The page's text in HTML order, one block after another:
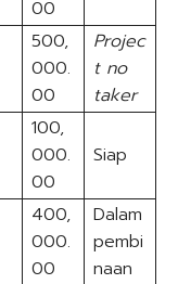
00
500,
000.
00
Projec
t no
taker
100,
000.
00
Siap
400,
000.
00
Dalam
pembi
naan